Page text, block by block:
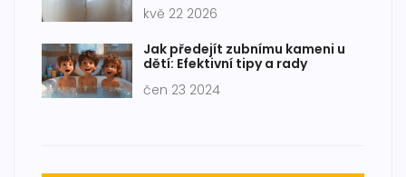
kvě 22 2026
Jak předejít zubnímu kameni u
dětí: Efektivní tipy a rady
čen 23 2024